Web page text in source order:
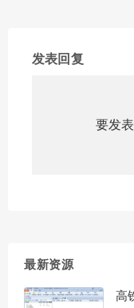
发表回复
要发
最新资源
高